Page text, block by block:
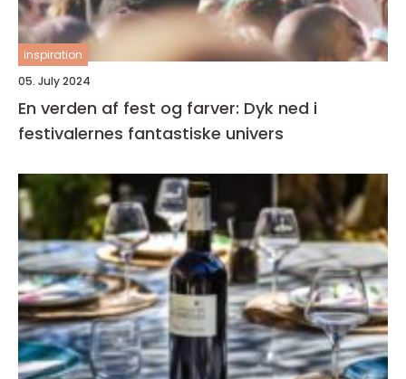
inspiration
05. July 2024
En verden af fest og farver: Dyk ned i
festivalernes fantastiske univers